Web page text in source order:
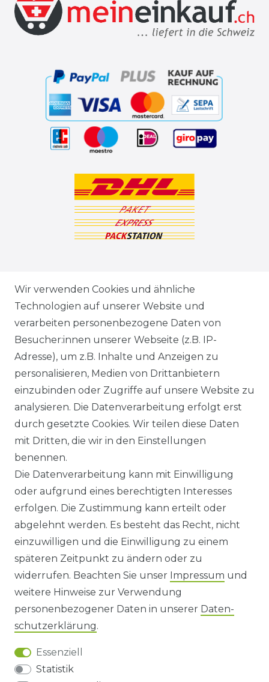
VERSANDARTEN & -KOSTEN
GEWERBETREIBENDE?
HILFE
KONTAKT
ANFAHRT
WIDERRUFS­FORMULAR
HINWEISE ZUR BATTERIEENTSORGUNG
IMPRESSUM
AGB UND KUNDENINFORMATIONEN
DATENSCHUTZERKLÄRUNG
BARRIEREFREIHEIT
Wir verwenden Cookies und ähnliche
Technologien auf unserer Website und
verarbeiten personenbezogene Daten von
Besucher:innen unserer Webseite (z.B. IP-
Adresse), um z.B. Inhalte und Anzeigen zu
personalisieren, Medien von Drittanbietern
einzubinden oder Zugriffe auf unsere Website zu
analysieren. Die Datenverarbeitung erfolgt erst
durch gesetzte Cookies. Wir teilen diese Daten
mit Dritten, die wir in den Einstellungen
benennen.
Die Datenverarbeitung kann mit Einwilligung
oder aufgrund eines berechtigten Interesses
erfolgen. Die Zustimmung kann erteilt oder
abgelehnt werden. Es besteht das Recht, nicht
einzuwilligen und die Einwilligung zu einem
späteren Zeitpunkt zu ändern oder zu
widerrufen. Beachten Sie unser Impressum und
weitere Hinweise zur Verwendung
personenbezogener Daten in unserer Daten­
schutz­erklärung.
Essenziell
Statistik